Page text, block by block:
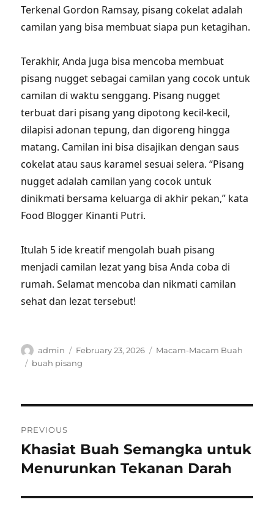
Terkenal Gordon Ramsay, pisang cokelat adalah
camilan yang bisa membuat siapa pun ketagihan.
Terakhir, Anda juga bisa mencoba membuat
pisang nugget sebagai camilan yang cocok untuk
camilan di waktu senggang. Pisang nugget
terbuat dari pisang yang dipotong kecil-kecil,
dilapisi adonan tepung, dan digoreng hingga
matang. Camilan ini bisa disajikan dengan saus
cokelat atau saus karamel sesuai selera. “Pisang
nugget adalah camilan yang cocok untuk
dinikmati bersama keluarga di akhir pekan,” kata
Food Blogger Kinanti Putri.
Itulah 5 ide kreatif mengolah buah pisang
menjadi camilan lezat yang bisa Anda coba di
rumah. Selamat mencoba dan nikmati camilan
sehat dan lezat tersebut!
Author
admin
Posted
on
February 23, 2026 Categories
Macam-Macam Buah
Tags
buah pisang
navigation
PREVIOUS
Previous
post:
Khasiat Buah Semangka untuk
Menurunkan Tekanan Darah